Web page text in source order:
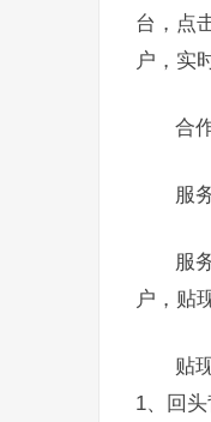
台，点
户，实
合
服
服
户，贴
贴
1、回